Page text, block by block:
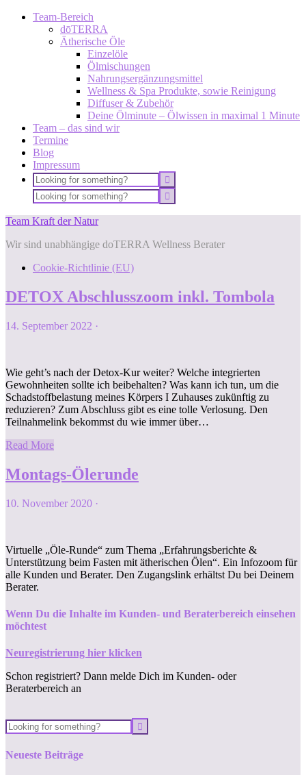
Team-Bereich
dōTERRA
Ätherische Öle
Einzelöle
Ölmischungen
Nahrungsergänzungsmittel
Wellness & Spa Produkte, sowie Reinigung
Diffuser & Zubehör
Deine Ölminute – Ölwissen in maximal 1 Minute
Team – das sind wir
Termine
Blog
Impressum
Team Kraft der Natur
Wir sind unabhängige doTERRA Wellness Berater
Cookie-Richtlinie (EU)
DETOX Abschlusszoom inkl. Tombola
14. September 2022 ·
Wie geht’s nach der Detox-Kur weiter? Welche integrierten
Gewohnheiten sollte ich beibehalten? Was kann ich tun, um die
Schadstoffbelastung meines Körpers I Zuhauses zukünftig zu
reduzieren? Zum Abschluss gibt es eine tolle Verlosung. Den
Teilnahmelink bekommst du wie immer über…
Read More
Montags-Ölerunde
10. November 2020 ·
Virtuelle „Öle-Runde“ zum Thema „Erfahrungsberichte &
Unterstützung beim Fasten mit ätherischen Ölen“. Ein Infozoom für
alle Kunden und Berater. Den Zugangslink erhältst Du bei Deinem
Berater.
Wenn Du die Inhalte im Kunden- und Beraterbereich einsehen
möchtest
Neuregistrierung hier klicken
Schon registriert? Dann melde Dich im Kunden- oder
Beraterbereich an
Neueste Beiträge